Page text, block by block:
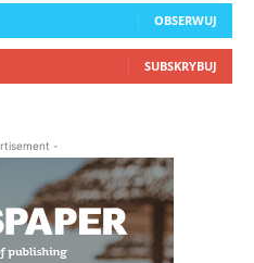
OBSERWUJ
SUBSKRYBUJ
-